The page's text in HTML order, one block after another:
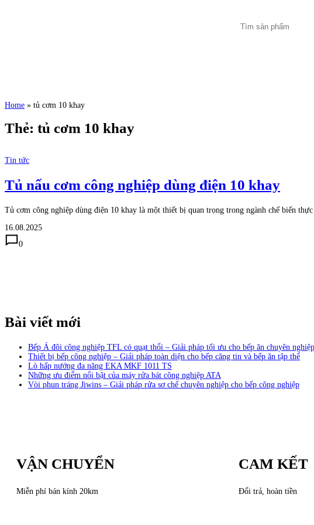
Home » tủ cơm 10 khay
Thẻ: tủ cơm 10 khay
Tin tức
Tủ nấu cơm công nghiệp dùng điện 10 khay
Tủ cơm công nghiệp dùng điện 10 khay là một thiết bị quan trọng trong ngành chế biến
16.08.2025
0
Bài viết mới
Bếp Á đôi công nghiệp TFL có quạt thổi – Giải pháp tối ưu cho bếp ăn chuyên nghiệp
Thiết bị bếp công nghiệp – Giải pháp toàn diện cho bếp căng tin và bếp ăn tập thể
Lò hấp nướng đa năng EKA MKF 1011 TS
Những ưu điểm nổi bật của máy rửa bát công nghiệp ATA
Vòi phun tráng Jiwins – Giải pháp rửa sơ chế chuyên nghiệp cho bếp công nghiệp
VẬN CHUYỂN
Miễn phí bán kính 20km
CAM KẾT
Đổi trả, hoàn tiền